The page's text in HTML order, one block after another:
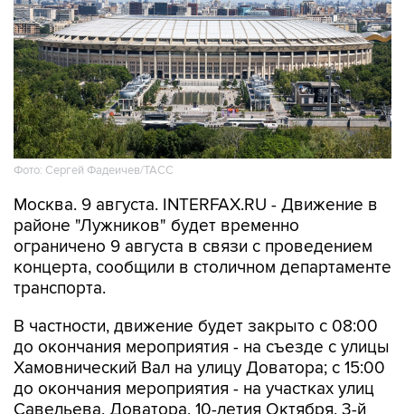
Фото: Сергей Фадеичев/ТАСС
Москва. 9 августа. INTERFAX.RU - Движение в
ограничено 9 августа в связи с проведением
концерта, сообщили в столичном департаменте
транспорта.
В частности, движение будет закрыто с 08:00
Хамовнический Вал на улицу Доватора; с 15:00
до окончания мероприятия - на участках улиц
Савельева, Доватора, 10-летия Октября, 3-й
Фрунзенской, Ефремова и Трубецкой, в